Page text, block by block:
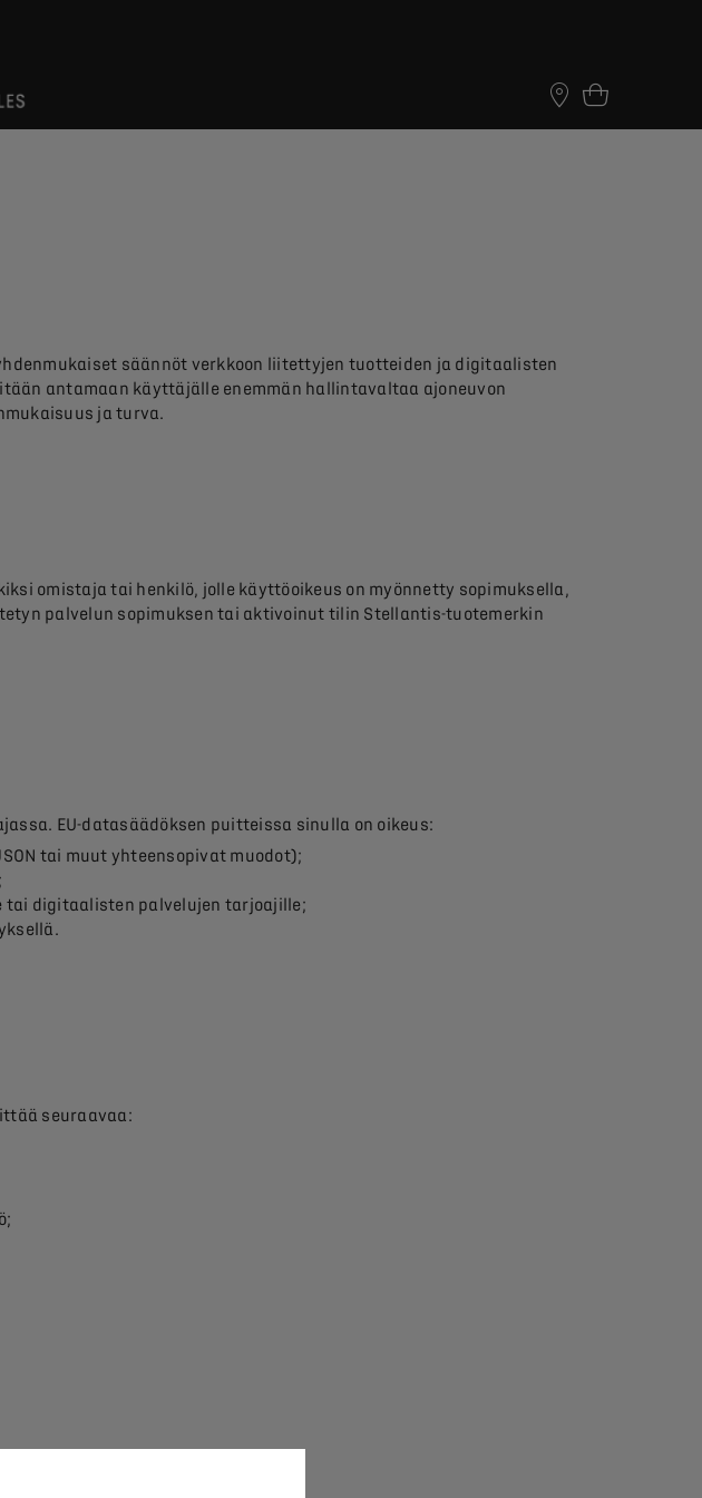
säännöt verkkoon liitettyjen tuotteiden ja digitaalisten
antamaan käyttäjälle enemmän hallintavaltaa ajoneuvon
ja turva.
omistaja tai henkilö, jolle käyttöoikeus on myönnetty sopimuksella,
palvelun sopimuksen tai aktivoinut tilin Stellantis-tuotemerkin
EU-datasäädöksen puitteissa sinulla on oikeus:
tai muut yhteensopivat muodot);
tai digitaalisten palvelujen tarjoajille;
seuraavaa: